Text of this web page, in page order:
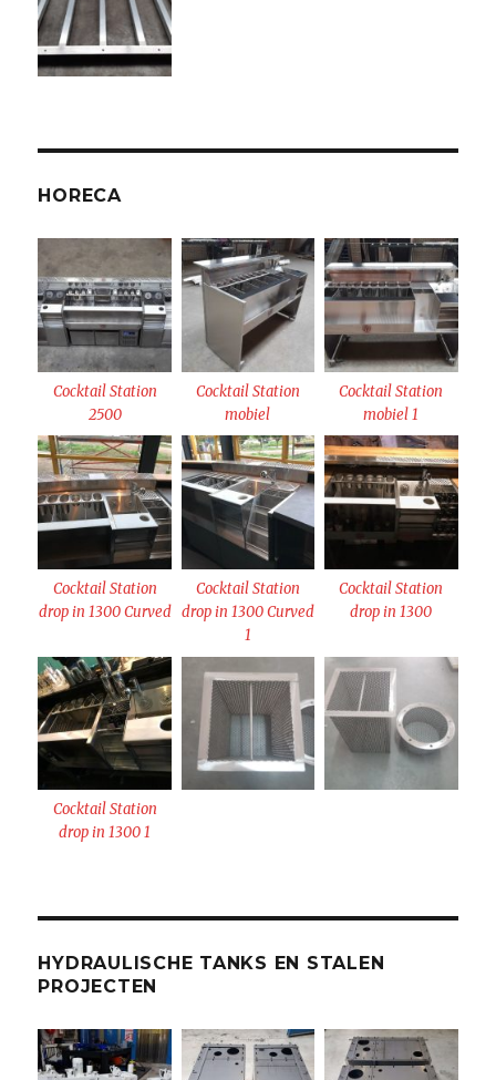
HORECA
Cocktail Station
2500
Cocktail Station
mobiel
Cocktail Station
mobiel 1
Cocktail Station
drop in 1300 Curved
Cocktail Station
drop in 1300 Curved
1
Cocktail Station
drop in 1300
Cocktail Station
drop in 1300 1
HYDRAULISCHE TANKS EN STALEN
PROJECTEN